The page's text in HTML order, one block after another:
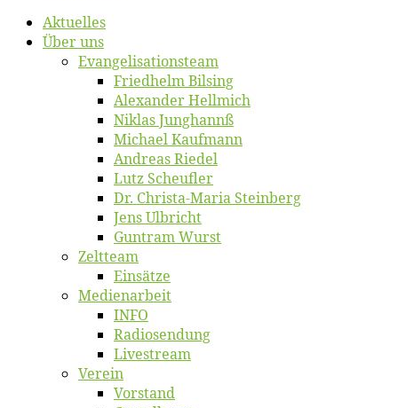
Ak­tu­el­les
Über uns
Evangelisa­tions­team
Fried­helm Bilsing
Alex­an­der Hellmich
Ni­klas Junghannß
Mi­cha­el Kaufmann
An­dre­as Riedel
Lutz Scheuf­ler
Dr. Chris­­ta-Ma­ria Steinberg
Jens Ulb­richt
Gun­tram Wurst
Zelt­team
Ein­sät­ze
Me­di­en­ar­beit
INFO
Ra­dio­sen­dung
Live­stream
Ver­ein
Vor­stand